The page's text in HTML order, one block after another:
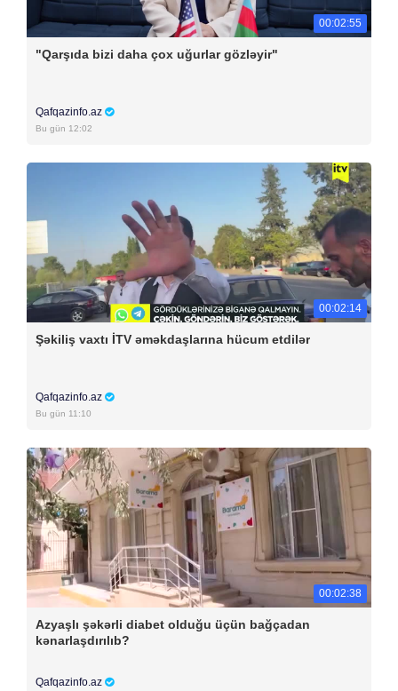
00:02:55
"Qarşıda bizi daha çox uğurlar gözləyir"
Qafqazinfo.az
Bu gün 12:02
00:02:14
Şəkiliş vaxtı İTV əməkdaşlarına hücum etdilər
Qafqazinfo.az
Bu gün 11:10
00:02:38
Azyaşlı şəkərli diabet olduğu üçün bağçadan
kənarlaşdırılıb?
Qafqazinfo.az